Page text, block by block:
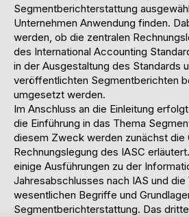
Segmentberichterstattung
Unternehmen Anwendung finden.
werden, ob die zentralen
des International Accounting
in der Ausgestaltung des Standards
veröffentlichten Segmentberichten
umgesetzt werden.
Im Anschluss an die Einleitung
die Einführung in das Thema
diesem Zweck werden zunächst die
Rechnungslegung des IASC
einige Ausführungen zu der
Jahresabschlusses nach IAS und
wesentlichen Begriffe und
Segmentberichterstattung. Das